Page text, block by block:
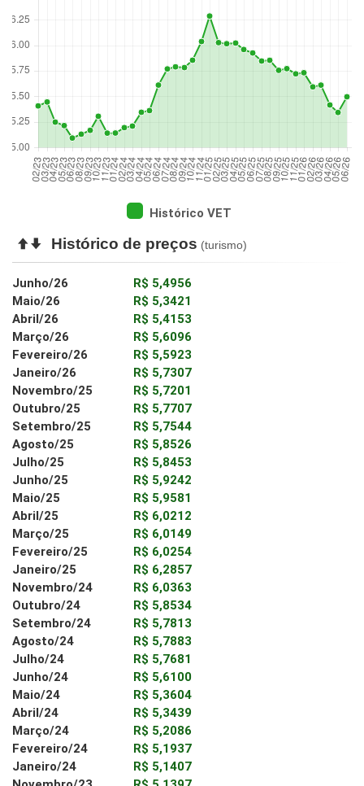
Histórico VET
Histórico de preços (turismo)
Junho/26
R$ 5,4956
Maio/26
R$ 5,3421
Abril/26
R$ 5,4153
Março/26
R$ 5,6096
Fevereiro/26
R$ 5,5923
Janeiro/26
R$ 5,7307
Novembro/25
R$ 5,7201
Outubro/25
R$ 5,7707
Setembro/25
R$ 5,7544
Agosto/25
R$ 5,8526
Julho/25
R$ 5,8453
Junho/25
R$ 5,9242
Maio/25
R$ 5,9581
Abril/25
R$ 6,0212
Março/25
R$ 6,0149
Fevereiro/25
R$ 6,0254
Janeiro/25
R$ 6,2857
Novembro/24
R$ 6,0363
Outubro/24
R$ 5,8534
Setembro/24
R$ 5,7813
Agosto/24
R$ 5,7883
Julho/24
R$ 5,7681
Junho/24
R$ 5,6100
Maio/24
R$ 5,3604
Abril/24
R$ 5,3439
Março/24
R$ 5,2086
Fevereiro/24
R$ 5,1937
Janeiro/24
R$ 5,1407